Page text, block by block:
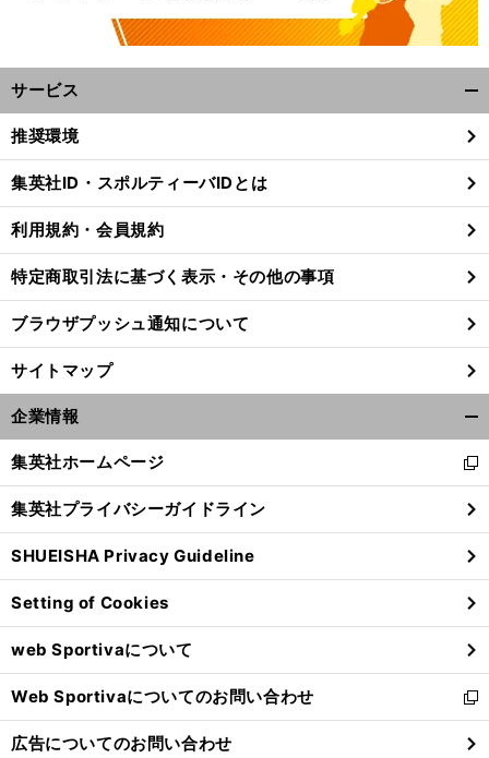
サービス
閉
る
推奨環境
集英社ID・スポルティーバIDとは
利用規約・会員規約
特定商取引法に基づく表示・その他の事項
ブラウザプッシュ通知について
サイトマップ
企業情報
閉
る
集英社ホームページ
新
し
い
ウ
ィ
ン
ド
ウ
で
開
く
集英社プライバシーガイドライン
SHUEISHA Privacy Guideline
Setting of Cookies
web Sportivaについて
Web Sportivaについてのお問い合わせ
新
し
い
広告についてのお問い合わせ